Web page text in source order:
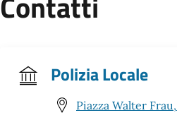
Polizia Locale
Piazza Walter